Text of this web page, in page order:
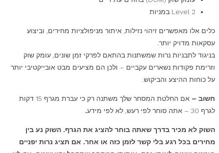
Level 2 במניות
כלים אלו מאפשרים זיהוי נזילות, איתור מניפולציות מחירים, וביצוע
עסקאות מדויק יותר.
בניגוד לתבניות נרות שמשתנות בהתאם לפרקי זמן שונים, עומק שוק
וזרימת פקודות נשארים עקביים – ולכן הם מציעים מבט אובייקטיבי יותר
על כוחות ההיצע והביקוש.
חשוב –
אם החלטת המסחר שלך משתנה רק כי עברת מגרף 15 דקות
לגרף 30 – אתה סוחר לפי רעש, לא לפי מידע
.
השוק לא מכיר בדרך שאתה בוחר להציג את הגרף. השוק נע בין
מחירים בכל רגע בלי קשר לזמן כזה או אחר. אם תציג נרות יפניים